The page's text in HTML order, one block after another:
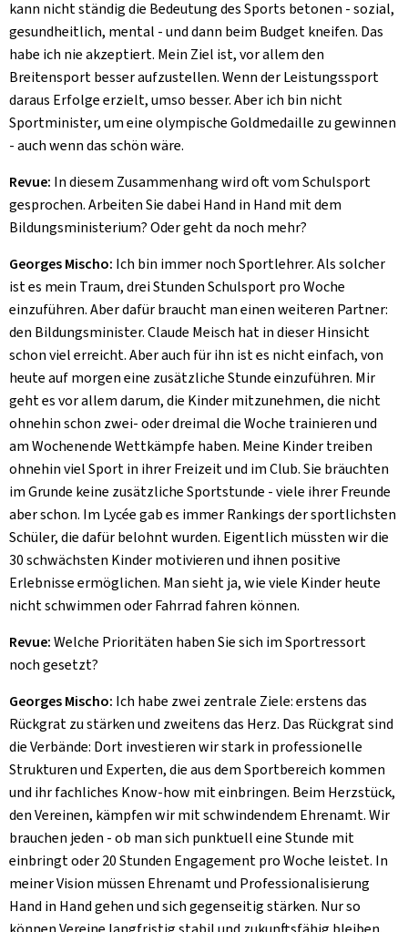
kann nicht ständig die Bedeutung des Sports betonen - sozial,
gesundheitlich, mental - und dann beim Budget kneifen. Das
habe ich nie akzeptiert. Mein Ziel ist, vor allem den
Breitensport besser aufzustellen. Wenn der Leistungssport
daraus Erfolge erzielt, umso besser. Aber ich bin nicht
Sportminister, um eine olympische Goldmedaille zu gewinnen
- auch wenn das schön wäre.
Revue: In diesem Zusammenhang wird oft vom Schulsport
gesprochen. Arbeiten Sie dabei Hand in Hand mit dem
Bildungsministerium? Oder geht da noch mehr?
Georges Mischo: Ich bin immer noch Sportlehrer. Als solcher
ist es mein Traum, drei Stunden Schulsport pro Woche
einzuführen. Aber dafür braucht man einen weiteren Partner:
den Bildungsminister. Claude Meisch hat in dieser Hinsicht
schon viel erreicht. Aber auch für ihn ist es nicht einfach, von
heute auf morgen eine zusätzliche Stunde einzuführen. Mir
geht es vor allem darum, die Kinder mitzunehmen, die nicht
ohnehin schon zwei- oder dreimal die Woche trainieren und
am Wochenende Wettkämpfe haben. Meine Kinder treiben
ohnehin viel Sport in ihrer Freizeit und im Club. Sie bräuchten
im Grunde keine zusätzliche Sportstunde - viele ihrer Freunde
aber schon. Im Lycée gab es immer Rankings der sportlichsten
Schüler, die dafür belohnt wurden. Eigentlich müssten wir die
30 schwächsten Kinder motivieren und ihnen positive
Erlebnisse ermöglichen. Man sieht ja, wie viele Kinder heute
nicht schwimmen oder Fahrrad fahren können.
Revue:Welche Prioritäten haben Sie sich im Sportressort
noch gesetzt?
Georges Mischo: Ich habe zwei zentrale Ziele: erstens das
Rückgrat zu stärken und zweitens das Herz. Das Rückgrat sind
die Verbände: Dort investieren wir stark in professionelle
Strukturen und Experten, die aus dem Sportbereich kommen
und ihr fachliches Know-how mit einbringen. Beim Herzstück,
den Vereinen, kämpfen wir mit schwindendem Ehrenamt. Wir
brauchen jeden - ob man sich punktuell eine Stunde mit
einbringt oder 20 Stunden Engagement pro Woche leistet. In
meiner Vision müssen Ehrenamt und Professionalisierung
Hand in Hand gehen und sich gegenseitig stärken. Nur so